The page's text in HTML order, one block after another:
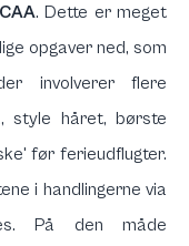
. Dette er meget
opgaver ned, som
involverer flere
style håret, børste
før ferieudflugter.
i handlingerne via
På den måde